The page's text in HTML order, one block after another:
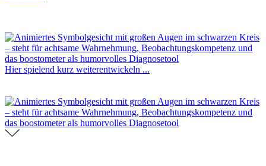
Hier spielend kurz weiterentwickeln ...